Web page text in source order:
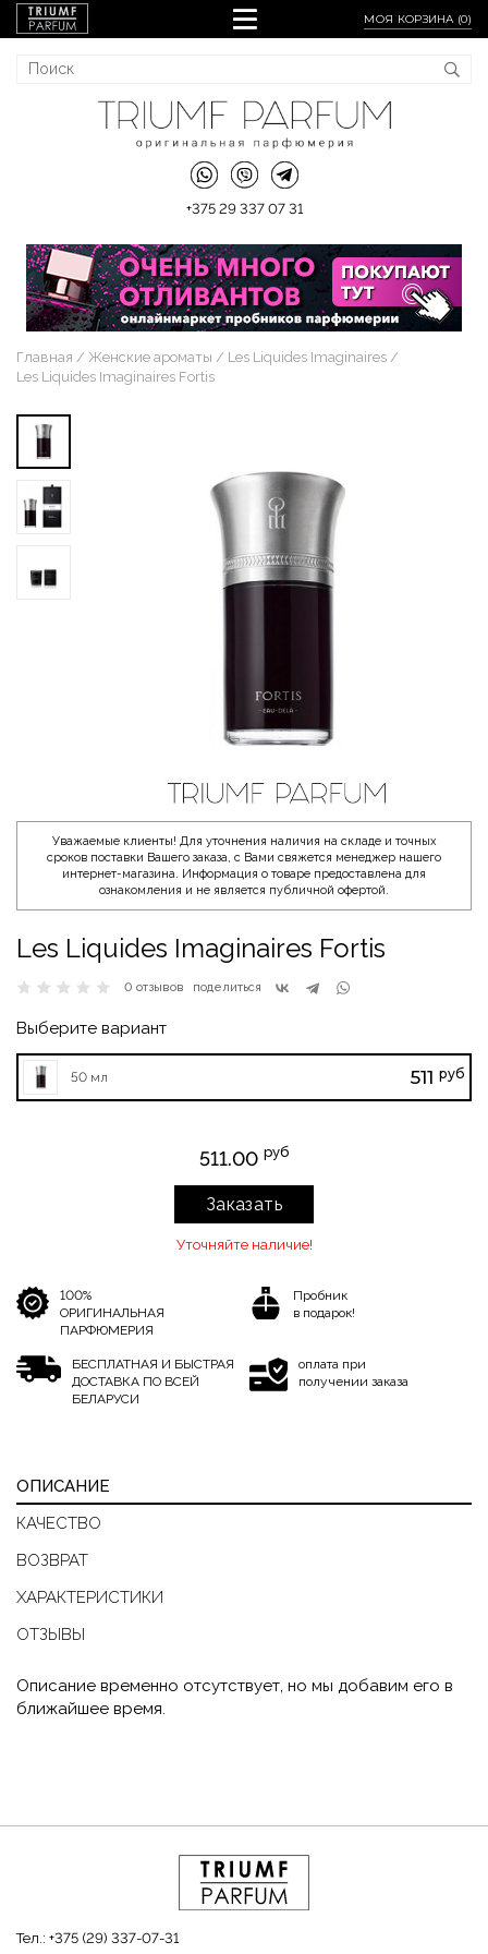
МОЯ КОРЗИНА (0)
+375 29 337 07 31
Главная Женские ароматы
Les Liquides Imaginaires
Les Liquides Imaginaires Fortis
Уважаемые клиенты! Для уточнения наличия на складе и точных
сроков поставки Вашего заказа, с Вами свяжется менеджер нашего
интернет-магазина. Информация о товаре предоставлена для
ознакомления и не является публичной офертой.
Les Liquides Imaginaires Fortis
0 отзывов поделиться
Выберите вариант
50 мл 511 руб
511.00 руб
Заказать
Уточняйте наличие!
100%
ОРИГИНАЛЬНАЯ
ПАРФЮМЕРИЯ
Пробник
в подарок!
БЕСПЛАТНАЯ И БЫСТРАЯ
ДОСТАВКА ПО ВСЕЙ
БЕЛАРУСИ
оплата при
получении заказа
ОПИСАНИЕ
КАЧЕСТВО
ВОЗВРАТ
ХАРАКТЕРИСТИКИ
ОТЗЫВЫ
Описание временно отсутствует, но мы добавим его в
ближайшее время.
Тел.: +375 (29) 337-07-31